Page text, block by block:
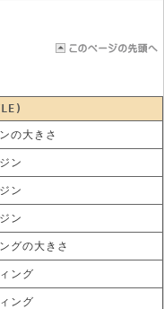
の大きさ
ン
ン
ン
グの大きさ
ング
ング